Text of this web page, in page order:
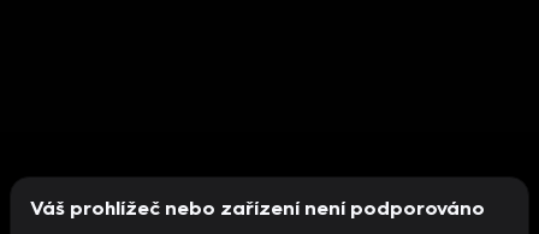
Váš prohlížeč nebo zařízení není podporováno